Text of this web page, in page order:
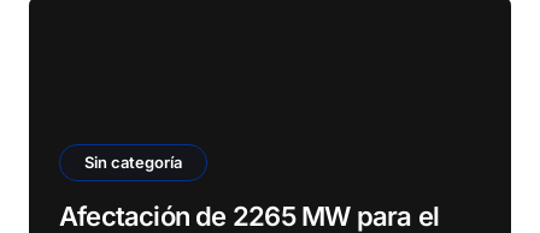
Sin categoría
Afectación de 2265 MW para el